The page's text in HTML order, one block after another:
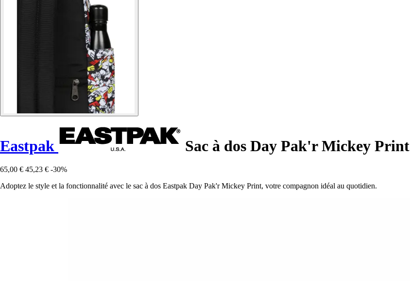
Eastpak Sac à dos Day Pak'r Mickey Print
65,00 € 45,23 € -30%
Adoptez le style et la fonctionnalité avec le sac à dos Eastpak Day Pak'r Mickey Print, votre compagnon idéal au quotidien.